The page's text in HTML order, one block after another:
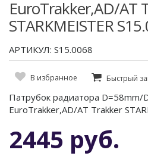
EuroTrakker,AD/AT
STARKMEISTER
АРТИКУЛ: S15.0068
В избранное Быстрый
Патрубок радиатора D=58mm/
EuroTrakker,AD/AT Trakker
2445 руб.